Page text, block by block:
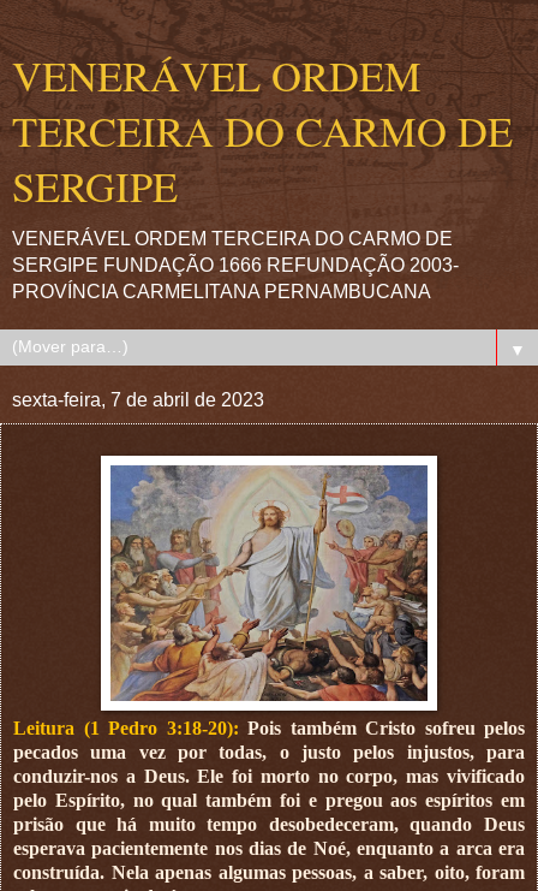
VENERÁVEL ORDEM
TERCEIRA DO CARMO DE
SERGIPE
VENERÁVEL ORDEM TERCEIRA DO CARMO DE
SERGIPE FUNDAÇÃO 1666 REFUNDAÇÃO 2003-
PROVÍNCIA CARMELITANA PERNAMBUCANA
▼
sexta-feira, 7 de abril de 2023
Leitura (1 Pedro 3:18-20): Pois também Cristo sofreu pelos
pecados uma vez por todas, o justo pelos injustos, para
conduzir-nos a Deus. Ele foi morto no corpo, mas vivificado
pelo Espírito, no qual também foi e pregou aos espíritos em
prisão que há muito tempo desobedeceram, quando Deus
esperava pacientemente nos dias de Noé, enquanto a arca era
construída. Nela apenas algumas pessoas, a saber, oito, foram